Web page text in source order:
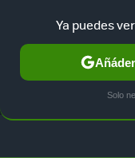
GUÍA DE
Ya puedes
Solo